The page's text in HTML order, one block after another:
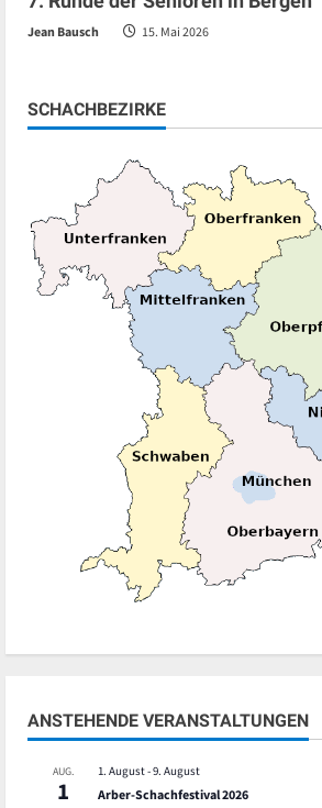
Jean Bausch 15. Mai 2026
SCHACHBEZIRKE
ANSTEHENDE VERANSTALTUNGEN
AUG.
1
1. August-9. August
Arber-Schachfestival 2026